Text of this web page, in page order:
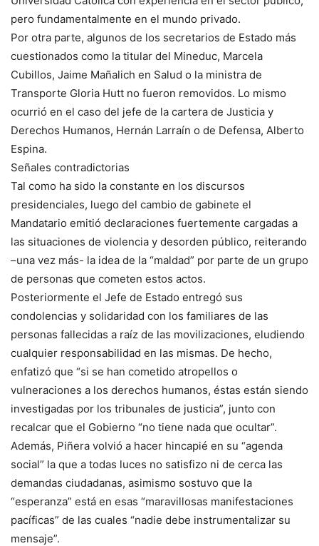
pero fundamentalmente en el mundo privado.
Por otra parte, algunos de los secretarios de Estado más
cuestionados como la titular del Mineduc, Marcela
Cubillos, Jaime Mañalich en Salud o la ministra de
Transporte Gloria Hutt no fueron removidos. Lo mismo
ocurrió en el caso del jefe de la cartera de Justicia y
Derechos Humanos, Hernán Larraín o de Defensa, Alberto
Espina.
Señales contradictorias
Tal como ha sido la constante en los discursos
presidenciales, luego del cambio de gabinete el
Mandatario emitió declaraciones fuertemente cargadas a
las situaciones de violencia y desorden público, reiterando
–una vez más- la idea de la “maldad” por parte de un grupo
de personas que cometen estos actos.
Posteriormente el Jefe de Estado entregó sus
condolencias y solidaridad con los familiares de las
personas fallecidas a raíz de las movilizaciones, eludiendo
cualquier responsabilidad en las mismas. De hecho,
enfatizó que “si se han cometido atropellos o
vulneraciones a los derechos humanos, éstas están siendo
investigadas por los tribunales de justicia”, junto con
recalcar que el Gobierno “no tiene nada que ocultar”.
Además, Piñera volvió a hacer hincapié en su “agenda
social” la que a todas luces no satisfizo ni de cerca las
demandas ciudadanas, asimismo sostuvo que la
“esperanza” está en esas “maravillosas manifestaciones
pacíficas” de las cuales “nadie debe instrumentalizar su
mensaje”.